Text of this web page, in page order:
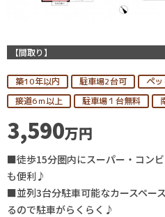
【間取り】
築10年以内 駐車場2台可 ペ
接道6ｍ以上
駐車場１台無料
3,590万円
■徒歩15分圏内にスーパー・コン
も便利♪
■並列3台分駐車可能なカースペー
るので駐車がらくらく♪